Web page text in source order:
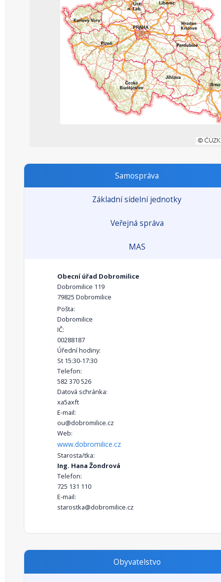
Samospráva
Základní sídelní jednotky
Veřejná správa
MAS
Obecní úřad Dobromilice
Dobromilice 119
79825 Dobromilice
Pošta:
Dobromilice
IČ:
00288187
Úřední hodiny:
St 15:30-17:30
Telefon:
582 370 526
Datová schránka:
xa5axft
E-mail:
ou@dobromilice.cz
Web:
www.dobromilice.cz
Starosta/tka:
Ing. Hana Žondrová
Telefon:
725 131 110
E-mail:
starostka@dobromilice.cz
Obyvatelstvo